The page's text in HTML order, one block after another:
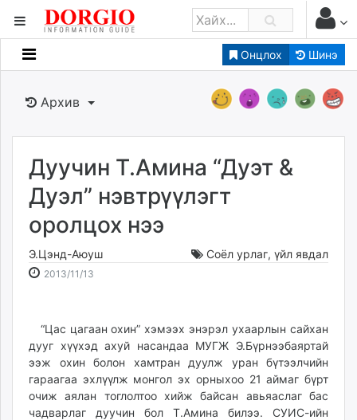
Онцлох Шинэ
Мэдээллийн
Банк санхүү
Бизнес ААН
Төрийн
Нийслэлийн
dorgio.mn
Gogo.mn
caak.mn
Baabar.mn
tovch.mn
ikon.mn
mnb.mn
Livetv.mn
Архив
Дуучин Т.Амина “Дуэт &
Дуэл” нэвтрүүлэгт
оролцох нээ
Э.Цэнд-Аюуш Соёл урлаг, үйл явдал
2013/11/13
23:16:50
04:18:00
“Цас цагаан охин” хэмээх энэрэл ухаарлын сайхан
дууг хүүхэд ахуй насандаа МУГЖ Э.Бүрнээбаяртай
ээж охин болон хамтран дуулж уран бүтээлчийн
гараагаа эхлүүлж монгол эх орныхоо 21 аймаг бүрт
очиж аялан тоглолтоо хийж байсан авьяаслаг бас
чадварлаг дуучин бол Т.Амина билээ. СУИС-ийн